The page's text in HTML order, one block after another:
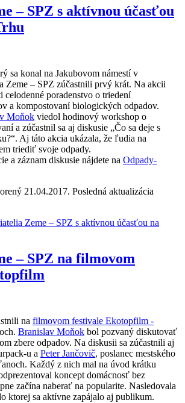
– SPZ s aktívnou účasťou
sa konal na Jakubovom námestí v
Zeme – SPZ zúčastnili prvý krát. Na akcii
celodenné poradenstvo o triedení
a kompostovaní biologických odpadov.
Moňok viedol hodinový workshop o
a zúčastnil sa aj diskusie „Čo sa deje s
Aj táto akcia ukázala, že ľudia na
triediť svoje odpady.
a záznam diskusie nájdete na Odpady-
21.04.2017. Posledná aktualizácia
Zeme – SPZ s aktívnou účasťou na
– SPZ na filmovom
na filmovom festivale Ekotopfilm -
Branislav Moňok bol pozvaný diskutovať
zbere odpadov. Na diskusii sa zúčastnili aj
u a Peter Jančovič, poslanec mestského
Každý z nich mal na úvod krátku
koncept domácnosť bez
začína naberať na popularite. Nasledovala
ktorej sa aktívne zapájalo aj publikum.